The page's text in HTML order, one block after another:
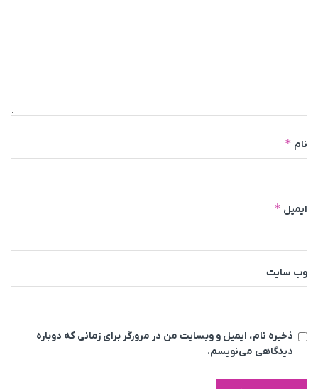
نام *
ایمیل *
وب‌ سایت
ذخیره نام، ایمیل و وبسایت من در مرورگر برای زمانی که دوباره
دیدگاهی می‌نویسم.